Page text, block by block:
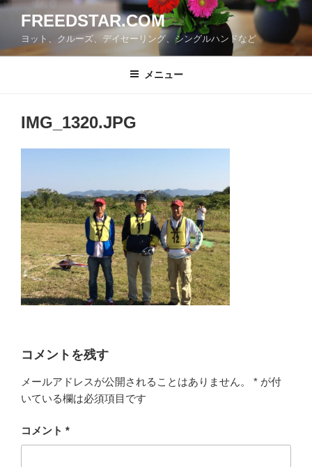
コ
ン
FREEDSTAR.COM
ヨット、クルーズ、デイセーリング、シングルハンドなど
メニュー
IMG_1320.JPG
コメントを残す
メールアドレスが公開されることはありません。 * が付
いている欄は必須項目です
コメント *